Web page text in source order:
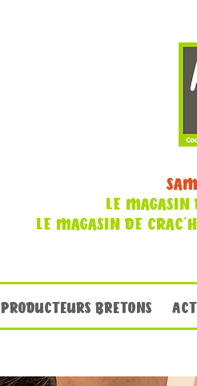
LE MAGASIN
LE MAGASIN DE
PRODUCTEURS BRETONS